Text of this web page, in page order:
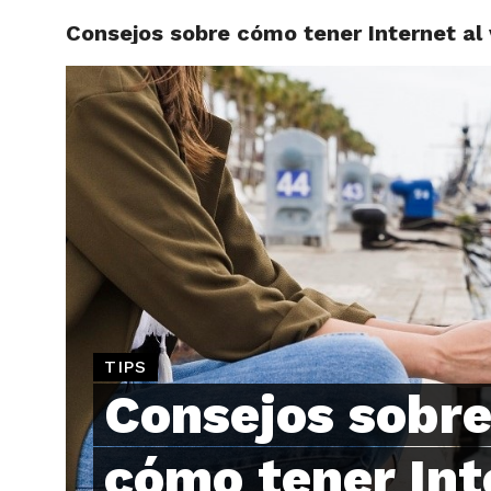
Consejos sobre cómo tener Internet al
TIPS
Consejos sobre